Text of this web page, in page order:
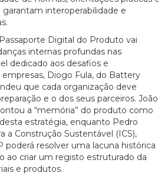
interoperabilidade e
Digital do Produto vai
internas profundas nas
dedicado aos desafios e
empresas, Diogo Fula, do Battery
que cada organização deve
e o dos seus parceiros. João
a “memória” do produto como
estratégia, enquanto Pedro
a Construção Sustentável (ICS),
poderá resolver uma lacuna histórica
ao criar um registo estruturado da
e produtos.